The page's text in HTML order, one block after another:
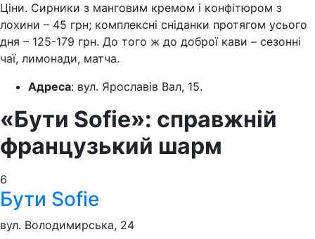
Ціни. Сирники з манговим кремом і конфітюром з
лохини – 45 грн; комплексні сніданки протягом усього
дня – 125-179 грн. До того ж до доброї кави – сезонні
чаї, лимонади, матча.
Адреса: вул. Ярославів Вал, 15.
«Бути Sofie»: справжній
французький шарм
6
Бути Sofie
вул. Володимирська, 24